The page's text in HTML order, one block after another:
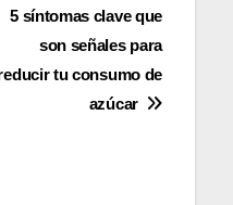
5 síntomas clave que
son señales para
tu consumo de
azúcar